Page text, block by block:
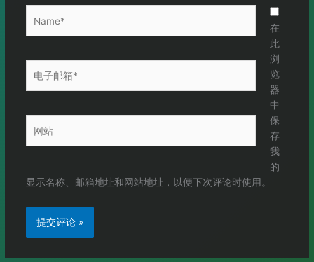
箱
站
在
此
浏
览
器
中
保
存
我
的
显示名称、邮箱地址和网站地址，以便下次评论时使用。